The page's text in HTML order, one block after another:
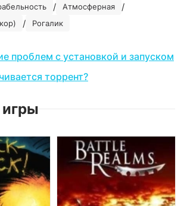
/ Атмосферная /
/ Рогалик
проблем с установкой и запуском
торрент?